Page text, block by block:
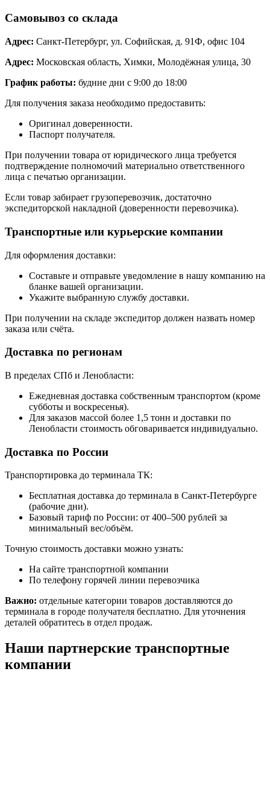
Самовывоз со склада
Адрес: Санкт-Петербург, ул. Софийская, д. 91Ф, офис 104
Адрес: Московская область, Химки, Молодёжная улица, 30
График работы: будние дни с 9:00 до 18:00
Для получения заказа необходимо предоставить:
Оригинал доверенности.
Паспорт получателя.
При получении товара от юридического лица требуется
подтверждение полномочий материально ответственного
лица с печатью организации.
Если товар забирает грузоперевозчик, достаточно
экспедиторской накладной (доверенности перевозчика).
Транспортные или курьерские компании
Для оформления доставки:
Составьте и отправьте уведомление в нашу компанию на
бланке вашей организации.
Укажите выбранную службу доставки.
При получении на складе экспедитор должен назвать номер
заказа или счёта.
Доставка по регионам
В пределах СПб и Ленобласти:
Ежедневная доставка собственным транспортом (кроме
субботы и воскресенья).
Для заказов массой более 1,5 тонн и доставки по
Ленобласти стоимость обговаривается индивидуально.
Доставка по России
Транспортировка до терминала ТК:
Бесплатная доставка до терминала в Санкт-Петербурге
(рабочие дни).
Базовый тариф по России: от 400–500 рублей за
минимальный вес/объём.
Точную стоимость доставки можно узнать:
На сайте транспортной компании
По телефону горячей линии перевозчика
Важно: отдельные категории товаров доставляются до
терминала в городе получателя бесплатно. Для уточнения
деталей обратитесь в отдел продаж.
Наши партнерские транспортные
компании